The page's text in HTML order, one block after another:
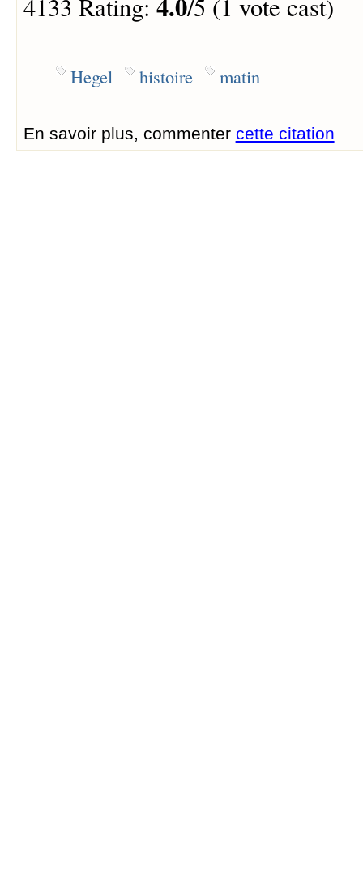
4133 Rating: /5 (1 vote cast)
Hegel histoire matin
En savoir plus, commenter cette citation